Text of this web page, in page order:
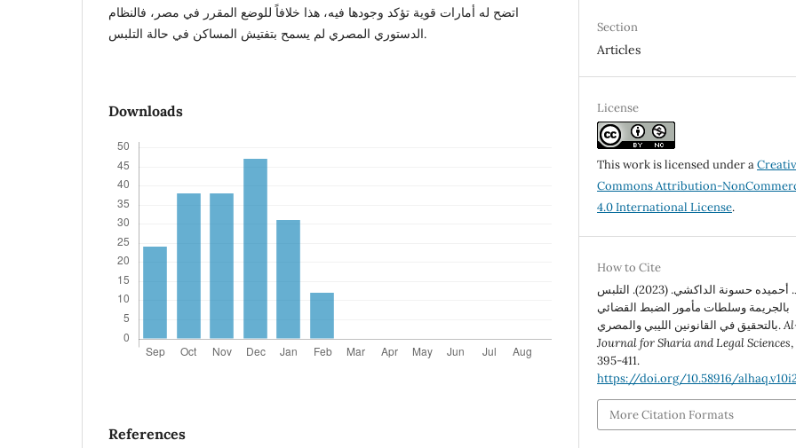
اتضح له أمارات قوية تؤكد وجودها فيه، هذا خلافاً للوضع المقرر في مصر، فالنظام
الدستوري المصري لم يسمح بتفتيش المساكن في حالة التلبس.
Downloads
References
Section
Articles
License
This work is licensed under a
Commons Attribution-
4.0 International License.
How to Cite
د. أحميده حسونة الداكشي. (2023). التلبس
بالجريمة وسلطات مأمور الضبط القضائي
بالتحقيق في القانونين الليبي والمصري.
Journal for Sharia and Legal Sciences,
395-411.
https://doi.org/10.58916/
More Citation Formats